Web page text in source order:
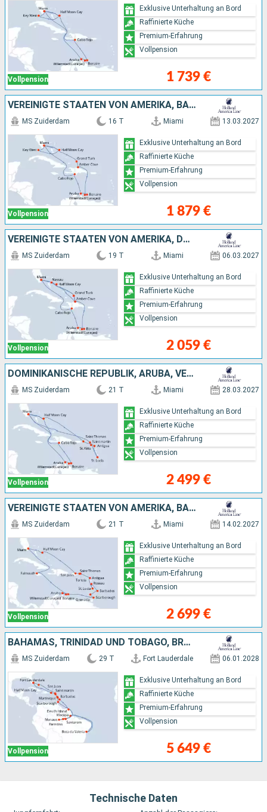
Vollpension 1 739 €
Exklusive Unterhaltung an Bord
Raffinierte Küche
Premium-Erfahrung
Vollpension
VEREINIGTE STAATEN VON AMERIKA, BAHAMAS, DOMINIKANISCHE REPUBLIK, ARUBA
Vollpension
MS Zuiderdam 16 T Miami 13.03.2027
1 879 €
Exklusive Unterhaltung an Bord
Raffinierte Küche
Premium-Erfahrung
Vollpension
VEREINIGTE STAATEN VON AMERIKA, DOMINIKANISCHE REPUBLIK, BAHAMAS, ARUBA
Vollpension
MS Zuiderdam 19 T Miami 06.03.2027
2 059 €
Exklusive Unterhaltung an Bord
Raffinierte Küche
Premium-Erfahrung
Vollpension
DOMINIKANISCHE REPUBLIK, ARUBA, VEREINIGTE STAATEN VON AMERIKA, ANTIGUA UND BARBUDA, SAINT LUCIA, BAHAMAS
Vollpension
MS Zuiderdam 21 T Miami 28.03.2027
2 499 €
Exklusive Unterhaltung an Bord
Raffinierte Küche
Premium-Erfahrung
Vollpension
VEREINIGTE STAATEN VON AMERIKA, BAHAMAS, PUERTO RICO, ANTIGUA UND BARBUDA, SAINT LUCIA, DOMINICA, BARBADOS, GRENADA, TRINIDAD UND TOBAGO, ARUBA, JAMAIKA
Vollpension
MS Zuiderdam 21 T Miami 14.02.2027
2 699 €
Exklusive Unterhaltung an Bord
Raffinierte Küche
Premium-Erfahrung
Vollpension
BAHAMAS, TRINIDAD UND TOBAGO, BRASILIEN, FRANKREICH, BARBADOS, DOMINICA, ANTIGUA UND BARBUDA, PUERTO RICO, VEREINIGTE STAATEN VON AMERIKA
Vollpension
MS Zuiderdam 29 T Fort Lauderdale 06.01.2028
5 649 €
Exklusive Unterhaltung an Bord
Raffinierte Küche
Premium-Erfahrung
Vollpension
Technische Daten